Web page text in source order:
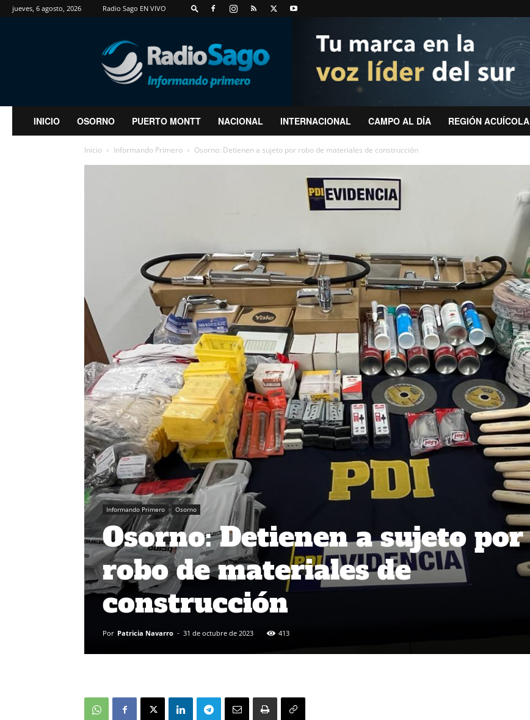
jueves, 6 agosto, 2026 Radio Sago EN VIVO
RadioSago
INICIO OSORNO PUERTO MONTT NACIONAL INTERNACIONAL CAMPO AL DÍA REGIÓN ACUÍCOLA
Inicio Informando Primero Osorno: Detienen a sujeto por robo de materiales de construcción
Informando Primero Osorno
Osorno: Detienen a sujeto por
robo de materiales de
construcción
Por Patricia Navarro - 31 de octubre de 2023 413